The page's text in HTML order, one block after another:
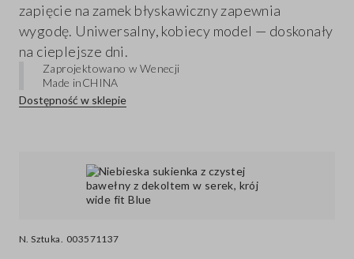
N. Sztuka. 003571137
zapięcie na zamek błyskawiczny zapewnia
wygodę. Uniwersalny, kobiecy model — doskonały
na cieplejsze dni.
Zaprojektowano w Wenecji
Made inCHINA
Dostępność w sklepie